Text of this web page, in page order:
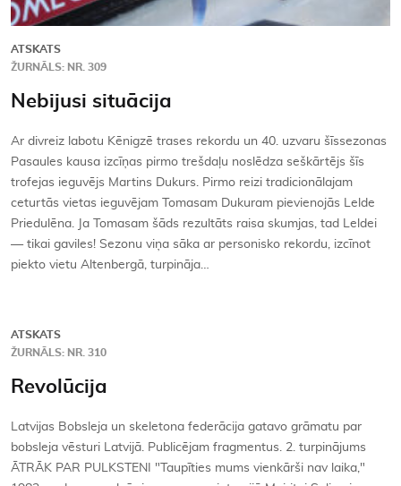
ATSKATS
ŽURNĀLS: NR. 309
Nebijusi situācija
Ar divreiz labotu Kēnigzē trases rekordu un 40. uzvaru šīssezonas
Pasaules kausa izcīņas pirmo trešdaļu noslēdza seškārtējs šīs
trofejas ieguvējs Martins Dukurs. Pirmo reizi tradicionālajam
ceturtās vietas ieguvējam Tomasam Dukuram pievienojās Lelde
Priedulēna. Ja Tomasam šāds rezultāts raisa skumjas, tad Leldei
— tikai gaviles! Sezonu viņa sāka ar personisko rekordu, izcīnot
piekto vietu Altenbergā, turpināja…
ATSKATS
ŽURNĀLS: NR. 310
Revolūcija
Latvijas Bobsleja un skeletona federācija gatavo grāmatu par
bobsleja vēsturi Latvijā. Publicējam fragmentus. 2. turpinājums
ĀTRĀK PAR PULKSTENI "Taupīties mums vienkārši nav laika,"